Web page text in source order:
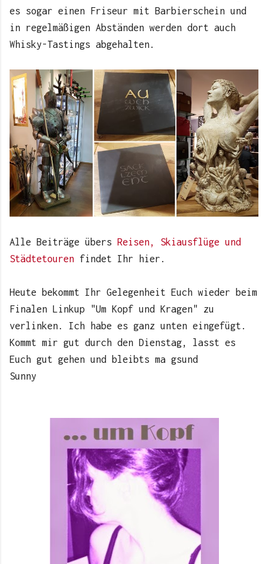
es sogar einen Friseur mit Barbierschein und
in regelmäßigen Abständen werden dort auch
Whisky-Tastings abgehalten.
Alle Beiträge übers Reisen, Skiausflüge und
Städtetouren findet Ihr hier.
Heute bekommt Ihr Gelegenheit Euch wieder beim
Finalen Linkup "Um Kopf und Kragen" zu
verlinken. Ich habe es ganz unten eingefügt.
Kommt mir gut durch den Dienstag, lasst es
Euch gut gehen und bleibts ma gsund
Sunny